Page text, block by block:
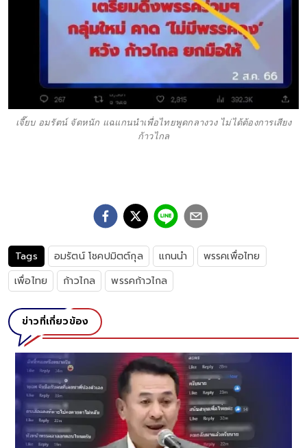
เจี๊ยบ อมรัตน์ จัดหนัก แฉแกนนำเพื่อไทยพูดกลางวง ไม่ได้ต้องการเสียง
ก้าวไกล
Tags อมรัตน์ โชคปมิตต์กุล แกนนำ
พรรคเพื่อไทย
เพื่อไทย
ก้าวไกล พรรคก้าวไกล
ข่าวที่เกี่ยวข้อง